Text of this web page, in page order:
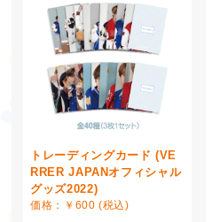
トレーディングカード (VE
RRER JAPANオフィシャル
グッズ2022)
価格：￥600 (税込)